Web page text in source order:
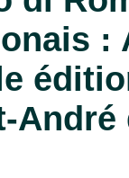
:
André